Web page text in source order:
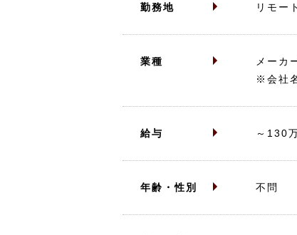
勤務地 リモー
業種
メーカ
※会社
給与 ～130
年齢・性別 不問